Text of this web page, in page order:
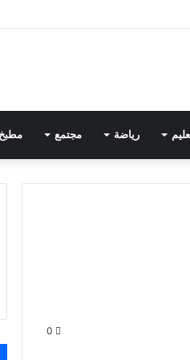
رياضة مجتمع مطبخ
0